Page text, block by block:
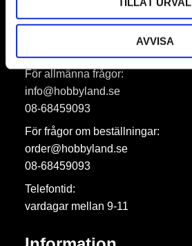
AVVISA
Hobbyland AB
För allmänna frågor:
info@hobbyland.se
08-68459093
För frågor om beställningar:
order@hobbyland.se
08-68459093
Telefontid:
vardagar mellan 9-11